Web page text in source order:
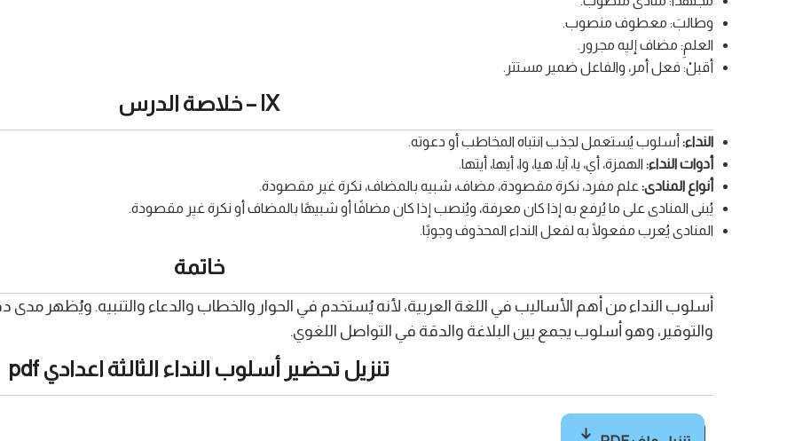
وطالبَ: معطوف منصوب.
العلمِ: مضاف إليه مجرور.
أقبلْ: فعل أمر، والفاعل ضمير مستتر.
IX – خلاصة الدرس
النداء: أسلوب يُستعمل لجذب انتباه المخاطب أو دعوته.
أدوات النداء: الهمزة، أي، يا، آيا، هيا، وا، أيها، أيتها.
أنواع المنادى: علم مفرد، نكرة مقصودة، مضاف، شبيه بالمضاف، نكرة غير مقصودة.
يُبنى المنادى على ما يُرفع به إذا كان معرفة، ويُنصب إذا كان مضافًا أو شبيهًا بالمضاف أو نكرة غير مقصودة.
المنادى يُعرب مفعولًا به لفعل النداء المحذوف وجوبًا.
خاتمة
أسلوب النداء من أهم الأساليب في اللغة العربية، لأنه يُستخدم في الحوار والخطاب والدعاء والتنبيه. ويُظهر مدى
والتوقير، وهو أسلوب يجمع بين البلاغة والدقة في التواصل اللغوي.
تنزيل تحضير أسلوب النداء الثالثة اعدادي pdf